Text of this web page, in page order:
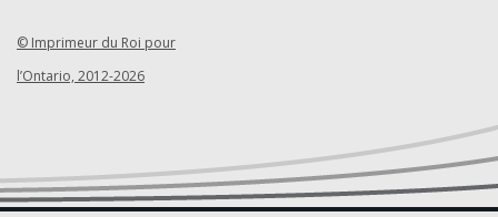
© Imprimeur du Roi pour
l’Ontario, 2012-2026